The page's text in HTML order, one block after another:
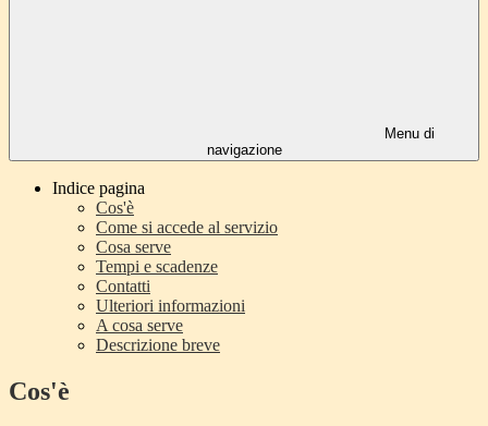
Menu di
navigazione
Indice pagina
Cos'è
Come si accede al servizio
Cosa serve
Tempi e scadenze
Contatti
Ulteriori informazioni
A cosa serve
Descrizione breve
Cos'è